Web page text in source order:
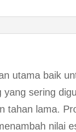
utama baik
sering
tahan lama.
nilai